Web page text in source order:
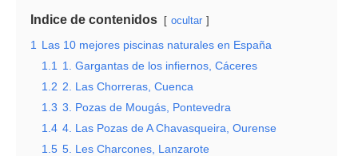
Indice de contenidos ocultar
1
Las 10 mejores piscinas naturales en España
1.1
1. Gargantas de los infiernos, Cáceres
1.2 2. Las Chorreras, Cuenca
1.3 3. Pozas de Mougás, Pontevedra
1.4 4. Las Pozas de A Chavasqueira, Ourense
1.5 5. Les Charcones, Lanzarote